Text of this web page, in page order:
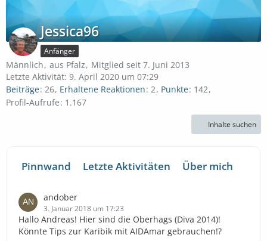
Jessica96
Anfänger
Männlich aus Pfalz
Mitglied seit 7. Juni 2013
Letzte Aktivität: 9. April 2020 um 07:29
Beiträge 26 Erhaltene Reaktionen 2 Punkte 142
Profil-Aufrufe 1.167
Inhalte suchen
Pinnwand Letzte Aktivitäten Über mich
andober
3. Januar 2018 um 17:23
Hallo Andreas! Hier sind die Oberhags (Diva 2014)!
Könnte Tips zur Karibik mit AIDAmar gebrauchen!?